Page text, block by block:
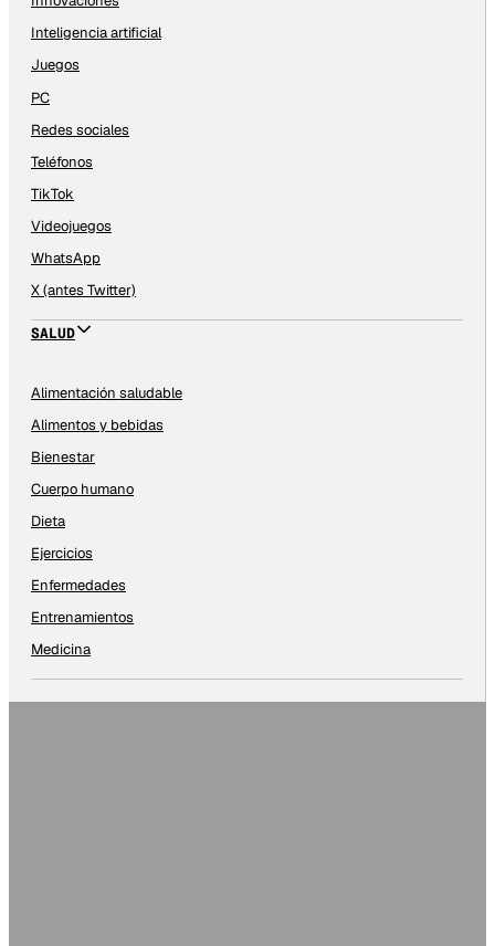
Inteligencia artificial
Juegos
PC
Redes sociales
Teléfonos
TikTok
Videojuegos
WhatsApp
X (antes Twitter)
SALUD
Alimentación saludable
Alimentos y bebidas
Bienestar
Cuerpo humano
Dieta
Ejercicios
Enfermedades
Entrenamientos
Medicina